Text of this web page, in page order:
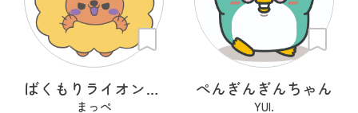
ばくもりライオンさん
まっぺ
ぺんぎんぎんちゃん
YUI.